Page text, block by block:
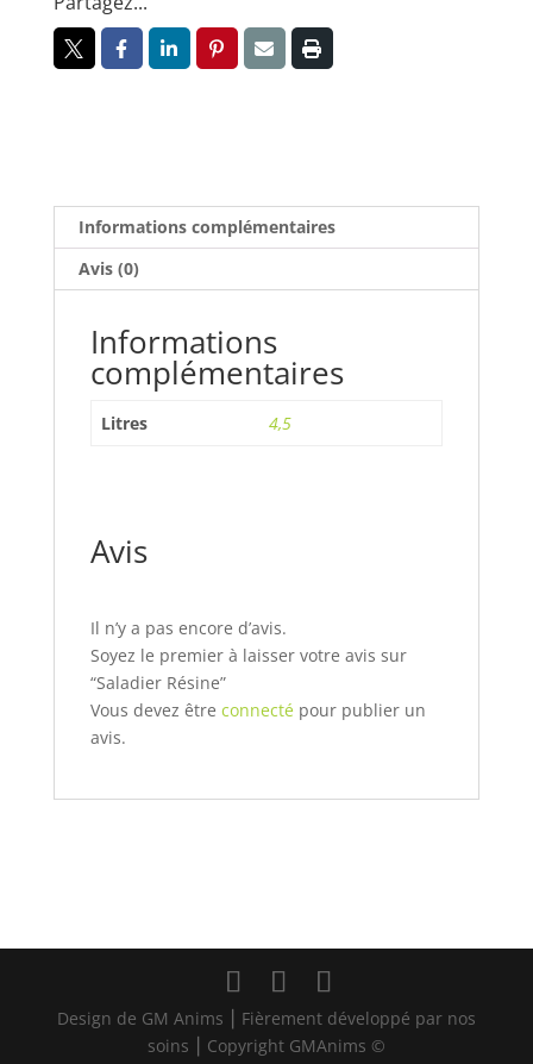
Informations complémentaires
Avis (0)
Informations
complémentaires
Litres 4,5
Avis
Il n’y a pas encore d’avis.
Soyez le premier à laisser votre avis sur
“Saladier Résine”
Vous devez être connectépour publier un
avis.
Design de GM Anims ⎮ Fièrement développé par nos
soins ⎮ Copyright GMAnims ©